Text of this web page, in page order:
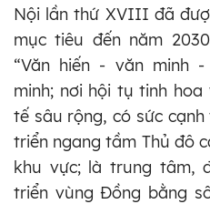
Nội lần thứ XVIII đã
mục tiêu đến năm
“Văn hiến - văn minh
minh; nơi hội tụ tinh
tế sâu rộng, có sức
triển ngang tầm Thủ đô
khu vực; là trung tâm,
triển vùng Đồng bằng